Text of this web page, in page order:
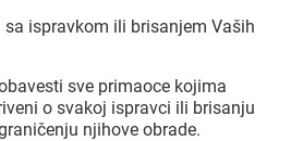
ispravkom ili brisanjem Vaših
sve primaoce kojima
o svakoj ispravci ili brisanju
njihove obrade.